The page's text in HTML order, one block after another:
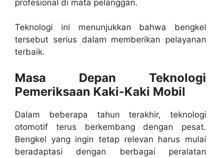
profesional di mata pelanggan.
Teknologi ini menunjukkan bahwa bengkel
tersebut serius dalam memberikan pelayanan
terbaik.
Masa Depan Teknologi
Pemeriksaan Kaki-Kaki Mobil
Dalam beberapa tahun terakhir, teknologi
otomotif terus berkembang dengan pesat.
Bengkel yang ingin tetap relevan harus mulai
beradaptasi dengan berbagai peralatan